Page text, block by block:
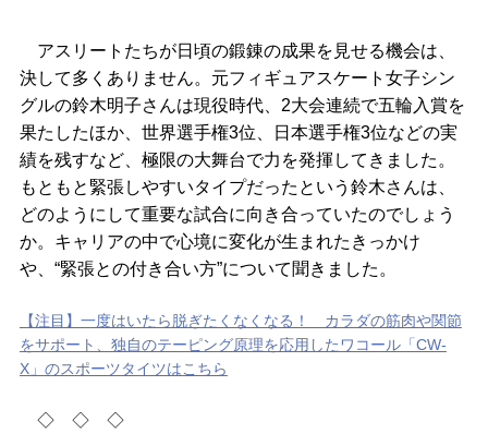
アスリートたちが日頃の鍛錬の成果を見せる機会は、
決して多くありません。元フィギュアスケート女子シン
グルの鈴木明子さんは現役時代、2大会連続で五輪入賞を
果たしたほか、世界選手権3位、日本選手権3位などの実
績を残すなど、極限の大舞台で力を発揮してきました。
もともと緊張しやすいタイプだったという鈴木さんは、
どのようにして重要な試合に向き合っていたのでしょう
か。キャリアの中で心境に変化が生まれたきっかけ
や、“緊張との付き合い方”について聞きました。
【注目】一度はいたら脱ぎたくなくなる！ カラダの筋肉や関節
をサポート、独自のテーピング原理を応用したワコール「CW-
X」のスポーツタイツはこちら
◇ ◇ ◇